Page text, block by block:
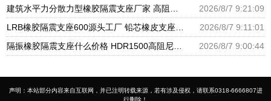
2026/8/7 9:21:09
2026/8/7 9:11:01
2026/8/7 9:00:44
声明：本站部分内容来自互联网，并已注明转载来源，若有涉及侵权，请联系0318-6666807进
行删除！